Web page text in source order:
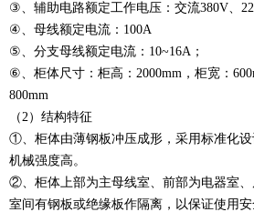
③、辅助电路额定工作电压：交流380V、
④、母线额定电流：100A
⑤、分支母线额定电流：10~16A；
⑥、柜体尺寸：柜高：2000mm，柜宽：
800mm
（2）结构特征
①、柜体由薄钢板冲压成形，采用标准化设
机械强度高。
②、柜体上部为主母线室、前部为电器室
室间有钢板或绝缘板作隔离，以保证使用安